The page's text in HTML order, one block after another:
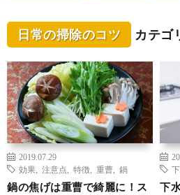
日常の掃除のコツ カテゴ
2019.07.29
効果
注意点 特徴 重曹 鍋
鍋の焦げは重曹で綺麗に！ス
下